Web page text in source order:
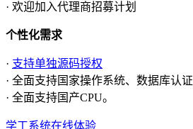
· 欢迎加入代理商招募计划
个性化需求
· 支持单独源码授权
· 全面支持国家操作系统、数据库认证
· 全面支持国产CPU。
学工系统在线体验